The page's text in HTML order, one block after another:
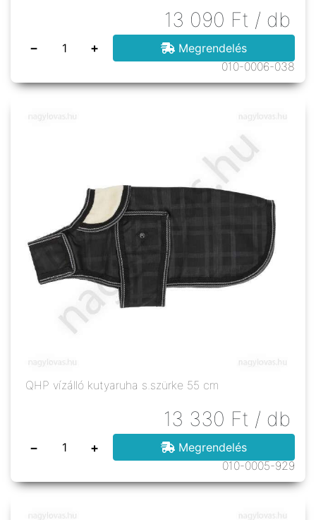
13 090 Ft / db
− +
Megrendelés
010-0006-038
QHP vízálló kutyaruha s.szürke 55 cm
13 330 Ft / db
− +
Megrendelés
010-0005-929